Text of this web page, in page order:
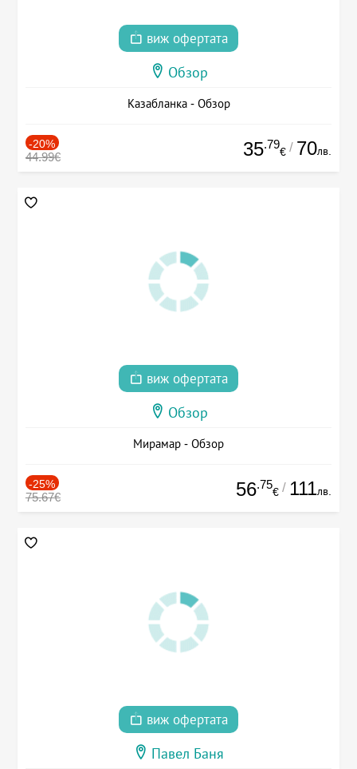
виж офертата
Обзор
Казабланка - Обзор
-20%
44.99€ 35.79
€ / 70лв.
виж офертата
Обзор
Мирамар - Обзор
-25%
75.67€ 56.75
€ / 111лв.
виж офертата
Павел Баня